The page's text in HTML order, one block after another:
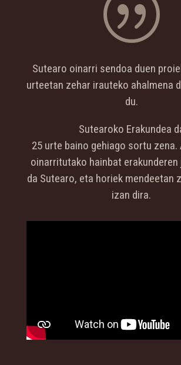
|
Sutearo oinarri sendoa duen
urteetan zehar irauteko ahalmena
du.
Sutearoko Erakundea
25 urte baino gehiago sortu zena.
oinarritutako hainbat
da Sutearo, eta horiek mendeetan
izan dira.